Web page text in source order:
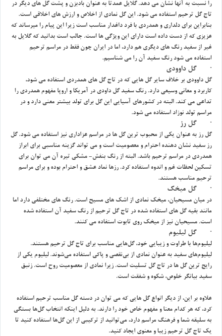
را نسبت به آنها نشان مي دهد. گلايل عمدتا به عنوان بادبزن و پشت گل هاي ديگر در
تاج گل ترحيم استفاده مي شود. اين گل نمادي از اخلاص و ارزش هاي اخلاقي است.
بنابراين براي دلداري و همدردي با فرد داغدار مناسب است زيرا اين پيام را ميرساند كه
عزيزي كه از دست داده است داراي اين ويژگي ها است. جالب است بدانيد كه گلايل به
غير از سفيد رنگ هاي ديگري هم دارد، اما در ايران چون فقط در مراسم ترحيم
استفاده مي شود رنگ سفيد آن را مي شناسيم.
· گل داوودي
گل داوودي بر خلاف ساير گل هايي كه در تاج گل هاي همدردي استفاده مي شود،
كاربرد و معاني وسيعي دارد. رنگ سفيد گل داودي در آمريكا و اروپا مفهوم همدردي را
تداعي مي كند. البته در كشورهاي آسيايي اين گل براي تولد بيشتر معني دارد و در
مراسم تولد نوزاد استفاده مي شود.
· گل رز
گل رز به عنوان يكي از محبوب ترين گل ها در مراسم عزاداري نيز استفاده مي شود. گل
رز سفيد نشان دهنده احترام و معصوميت است و مي تواند گزينه مناسبي براي ابراز
همدردي در مراسم ترحيم باشد. البته از رنگ بنفش- مشكي تيره آن مي توان براي
تسكين لحظات غم و اندوه استفاده كرد. رزها نماد عشق و احترام بوده و براي مراسم
ترحيم مناسب هستند.
· گل ميخك
در ميان مسيحيان، ميخك نمادي از اشك هاي مسيح است. رنگ هاي مختلفي دارد اما
مانند بقيه گل هاي استفاده شده در تاج گل ترحيم از رنگ سفيد آن استفاده شده
است. مسيحيان نيز از ميخك روي تابوت استفاده مي كنند.
· گل ليليوم
ليليوم‌ها با طراوت و زيبايي خود، گل‌هايي مناسب براي تاج گل ترحيم هستند.
ليليوم‌هاي سفيد به عنوان نمادي از بي‌نقصي و پاكي استفاده مي‌شوند. ليليوم يكي از
رايج ترين گل ها در تاج گل تسليت است. زيرا نمادي از معصوميت روح است. زنبق
سفيد بيانگر خلوص، شكوه و شفقت است.
علاوه بر اين، از ديگر انواع گل هايي كه مي توان در دسته گل مناسب ترحيم استفاده
كرد، كه هر كدام معنا و مفهوم خاص خود را دارند. به دليل اينكه انتخاب گل‌ها بستگي
به سليقه شما و فرهنگ مراسم دارد، مي‌توانيد از تركيبي از اين گل‌ها استفاده كنيد تا
يك تاج گل ترحيم زيبا و معنوي ايجاد كنيد.